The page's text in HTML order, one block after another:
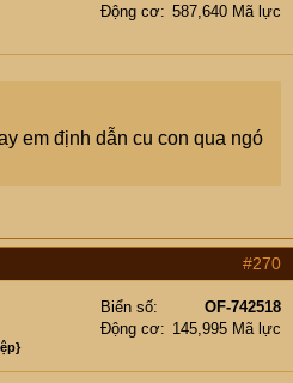
Động cơ
587,640 Mã lực
em định dẫn cu con qua ngó
#270
Biển số
OF-742518
Động cơ
145,995 Mã lực